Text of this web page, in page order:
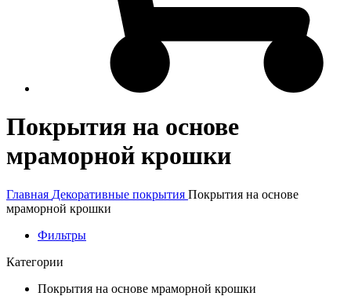
Покрытия на основе
мраморной крошки
Главная Декоративные покрытия Покрытия на основе
мраморной крошки
Фильтры
Категории
Покрытия на основе мраморной крошки